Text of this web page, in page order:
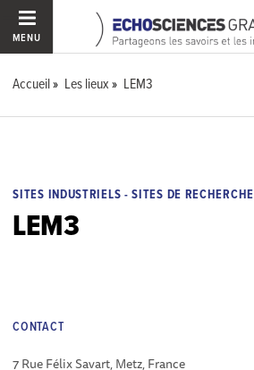
MENU
Accueil Les lieux LEM3
SITES INDUSTRIELS - SITES DE RECHERCHE
LEM3
CONTACT
7 Rue Félix Savart, Metz, France